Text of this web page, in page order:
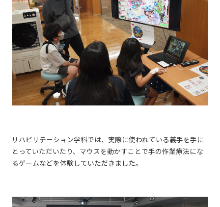
リハビリテーション学科では、実際に使われている義手を手に
とっていただいたり、マウスを動かすことで手の作業療法にな
るゲームなどを体験していただきました。